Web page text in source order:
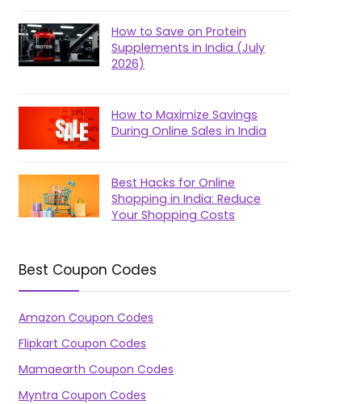
How to Save on Protein
Supplements in India (July
2026)
How to Maximize Savings
During Online Sales in India
Best Hacks for Online
Shopping in India: Reduce
Your Shopping Costs
Best Coupon Codes
Amazon Coupon Codes
Flipkart Coupon Codes
Mamaearth Coupon Codes
Myntra Coupon Codes